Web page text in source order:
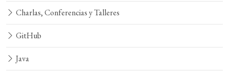
Charlas, Conferencias y Talleres
GitHub
Java